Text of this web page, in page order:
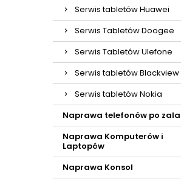
Serwis tabletów Huawei
Serwis Tabletów Doogee
Serwis Tabletów Ulefone
Serwis tabletów Blackview
Serwis tabletów Nokia
Naprawa telefonów po
Naprawa Komputerów i
Laptopów
Naprawa Konsol